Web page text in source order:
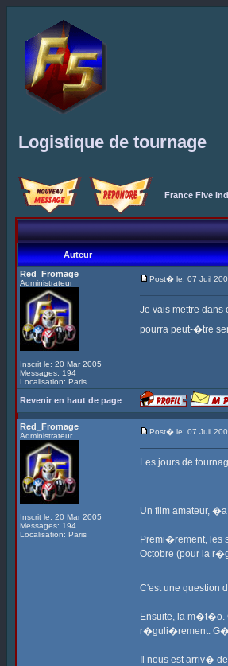
Logistique de tournage
France Five
Auteur
Red_Fromage
Administrateur
Inscrit le: 20 Mar 2005
Messages: 194
Localisation: Paris
Post� le: 07 Juil
Je vais mettre dans
pourra peut-�tre
Revenir en haut de page
Red_Fromage
Administrateur
Inscrit le: 20 Mar 2005
Messages: 194
Localisation: Paris
Post� le: 07 Juil
Les jours de
---------------------
Un film amateur,
Premi�rement, les
Octobre (pour la
C'est une question
Ensuite, la m�t�o.
r�guli�rement.
Il nous est arriv�